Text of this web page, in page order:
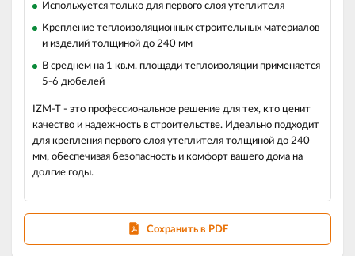
Испольхуется только для первого слоя утеплителя
Крепление теплоизоляционных строительных материалов
и изделий толщиной до 240 мм
В среднем на 1 кв.м. площади теплоизоляции применяется
5-6 дюбелей
IZM-T - это профессиональное решение для тех, кто ценит
качество и надежность в строительстве. Идеально подходит
для крепления первого слоя утеплителя толщиной до 240
мм, обеспечивая безопасность и комфорт вашего дома на
долгие годы.
Сохранить в PDF